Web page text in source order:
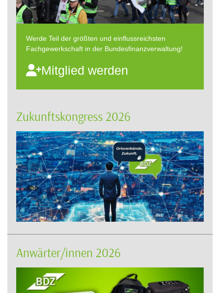
Werde Teil der größten und einflussreichsten
Fachgewerkschaft in der Bundesfinanzverwaltung!
Mitglied werden
Zukunftskongress 2026
Anwärter/innen 2026